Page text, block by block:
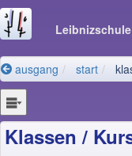
Leibnizschule
ausgang start
Klassen /